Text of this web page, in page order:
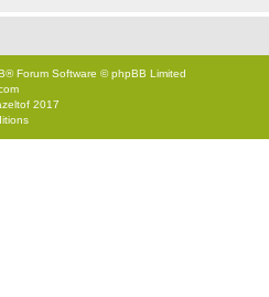
® Forum Software © phpBB Limited
2017